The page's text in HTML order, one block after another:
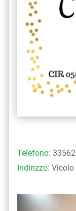
Telefono:
Indirizzo: Vicolo